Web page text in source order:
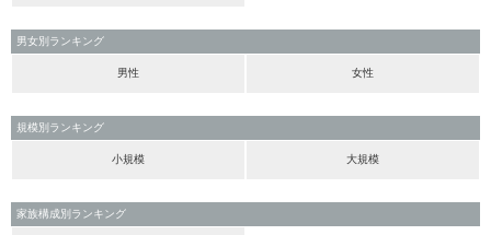
男女別ランキング
男性 女性
規模別ランキング
小規模 大規模
家族構成別ランキング